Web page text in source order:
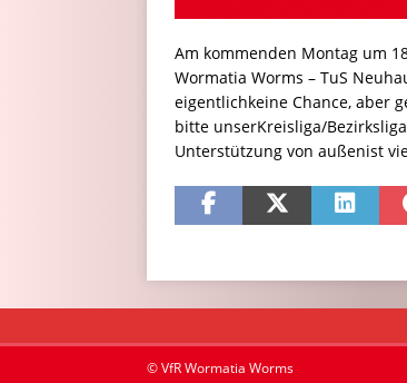
Am kommenden Montag um
Wormatia Worms – TuS
eigentlichkeine Chance, aber
bitte unserKreisliga/
Unterstützung von außenist
© VfR Wormatia Worms